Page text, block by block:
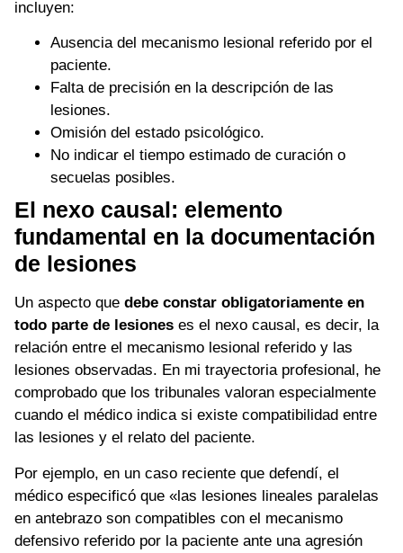
incluyen:
Ausencia del mecanismo lesional referido por el
paciente.
Falta de precisión en la descripción de las
lesiones.
Omisión del estado psicológico.
No indicar el tiempo estimado de curación o
secuelas posibles.
El nexo causal: elemento
fundamental en la documentación
de lesiones
Un aspecto que debe constar obligatoriamente en
todo parte de lesiones es el nexo causal, es decir, la
relación entre el mecanismo lesional referido y las
lesiones observadas. En mi trayectoria profesional, he
comprobado que los tribunales valoran especialmente
cuando el médico indica si existe compatibilidad entre
las lesiones y el relato del paciente.
Por ejemplo, en un caso reciente que defendí, el
médico especificó que «las lesiones lineales paralelas
en antebrazo son compatibles con el mecanismo
defensivo referido por la paciente ante una agresión